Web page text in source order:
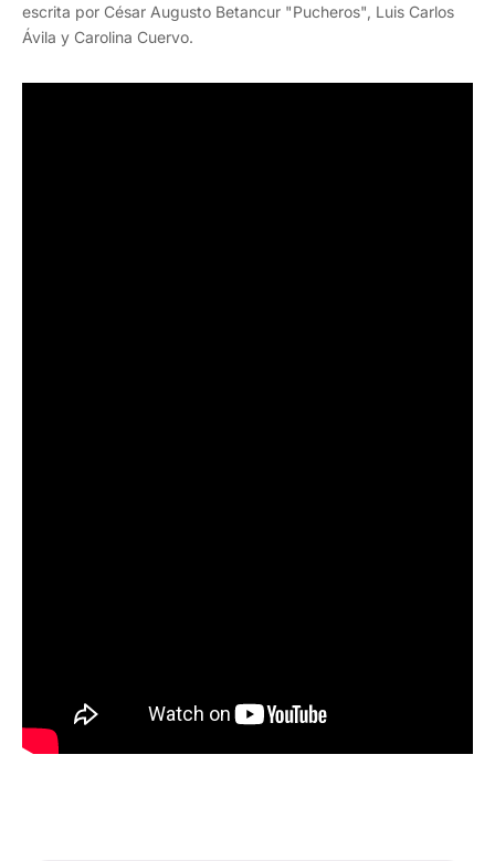
escrita por César Augusto Betancur "Pucheros", Luis Carlos
Ávila y Carolina Cuervo.